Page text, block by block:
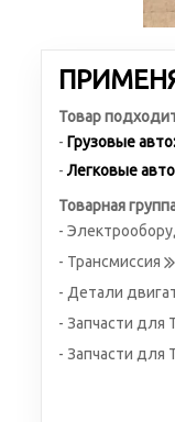
Товар
- Грузовые авто:
-Легковые
Товарная
-
- Трансмиссия
- Детали
- Запчасти для
- Запчасти для